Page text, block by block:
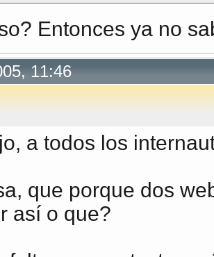
Entonces ya no
11:46
a todos los
que porque dos
así o que?